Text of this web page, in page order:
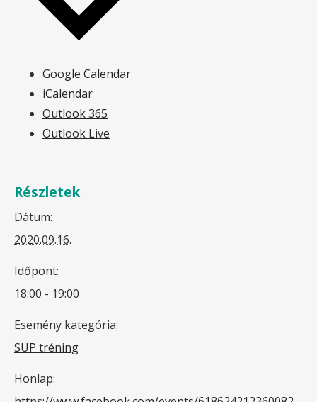
Google Calendar
iCalendar
Outlook 365
Outlook Live
Részletek
Dátum:
2020.09.16.
Időpont:
18:00 - 19:00
Esemény kategória:
SUP tréning
Honlap: